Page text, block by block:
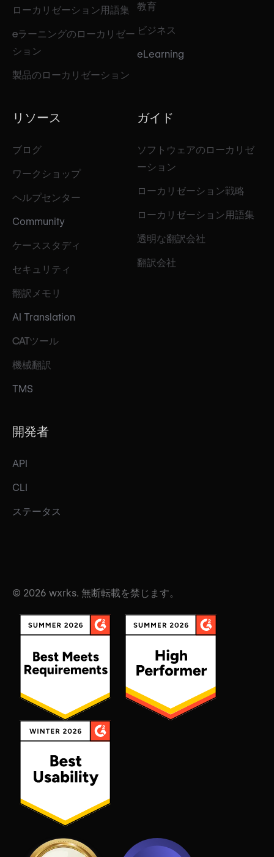
ローカリゼーション用語集
eラーニングのローカリゼー
ション
製品のローカリゼーション
教育
ビジネス
eLearning
リソース
ブログ
ワークショップ
ヘルプセンター
Community
ケーススタディ
セキュリティ
翻訳メモリ
AI Translation
CATツール
機械翻訳
TMS
ガイド
ソフトウェアのローカリゼ
ーション
ローカリゼーション戦略
ローカリゼーション用語集
透明な翻訳会社
翻訳会社
開発者
API
CLI
ステータス
© 2026 wxrks. 無断転載を禁じます。